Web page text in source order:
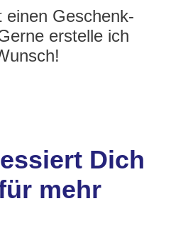
einen Geschenk-
erstelle ich
Dich
mehr